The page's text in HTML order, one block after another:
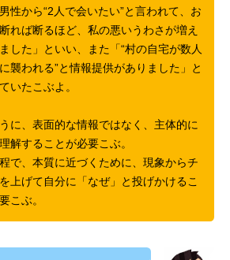
男性から“2人で会いたい”と言われて、お
れば断るほど、私の悪いうわさが増え
した」といい、また「“村の自宅が数人
襲われる”と情報提供がありました」と
いたこぶよ。
に、表面的な情報ではなく、主体的に
解することが必要こぶ。
で、本質に近づくために、現象からチ
上げて自分に「なぜ」と投げかけるこ
こぶ。